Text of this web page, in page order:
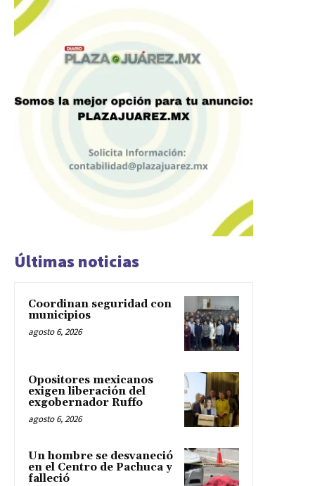
Últimas noticias
Coordinan seguridad con
municipios
agosto 6, 2026
Opositores mexicanos
exigen liberación del
exgobernador Ruffo
agosto 6, 2026
Un hombre se desvaneció
en el Centro de Pachuca y
falleció